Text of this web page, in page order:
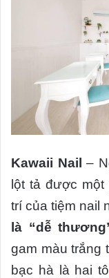
Kawaii Nail –
lột tả được
trí của tiệm nail
là “dễ
gam màu trắng
bạc hà là hai